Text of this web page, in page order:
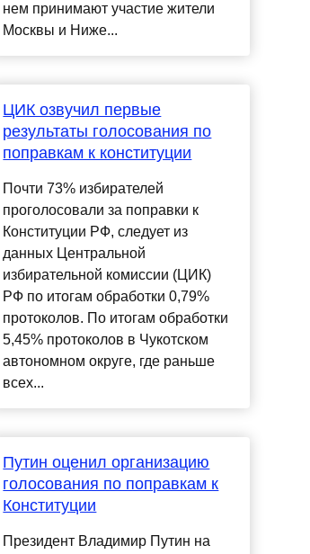
нем принимают участие жители
Москвы и Ниже...
ЦИК озвучил первые
результаты голосования по
поправкам к конституции
Почти 73% избирателей
проголосовали за поправки к
Конституции РФ, следует из
данных Центральной
избирательной комиссии (ЦИК)
РФ по итогам обработки 0,79%
протоколов. По итогам обработки
5,45% протоколов в Чукотском
автономном округе, где раньше
всех...
Путин оценил организацию
голосования по поправкам к
Конституции
Президент Владимир Путин на